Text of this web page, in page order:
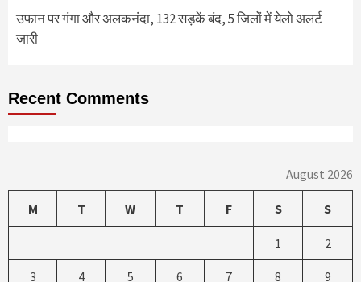
उफान पर गंगा और अलकनंदा, 132 सड़कें बंद, 5 जिलों में येलो अलर्ट
जारी
Recent Comments
August 2026
M T W T F S S
1 2
3 4 5 6 7 8 9